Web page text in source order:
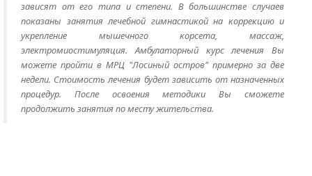
зависят от его типа и степени. В большинстве случаев
показаны занятия лечебной гимнастикой на коррекцию и
укрепление мышечного корсета, массаж,
электромиостимуляция. Амбулаторный курс лечения Вы
можете пройти в МРЦ "Лосиный остров" примерно за две
недели. Стоимость лечения будет зависить от назначенных
процедур. После освоения методики Вы сможете
продолжить занятия по месту жительства.